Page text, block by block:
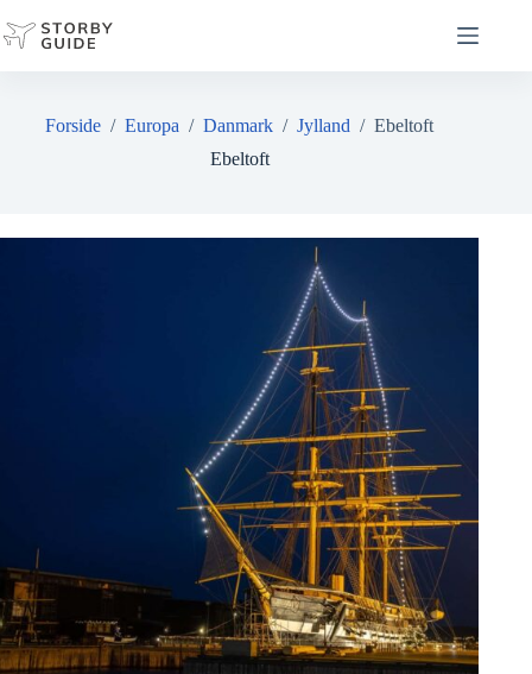
til
indhold
Forside /Europa /Danmark /Jylland /Ebeltoft
Ebeltoft